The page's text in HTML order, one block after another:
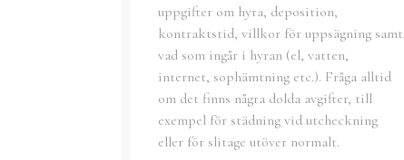
uppgifter om hyra, deposition,
kontraktstid, villkor för uppsägning samt
vad som ingår i hyran (el, vatten,
internet, sophämtning etc.). Fråga alltid
om det finns några dolda avgifter, till
exempel för städning vid utcheckning
eller för slitage utöver normalt.